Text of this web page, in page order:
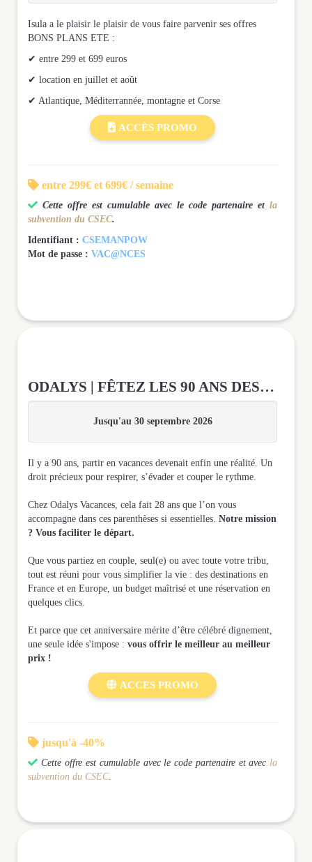
Isula a le plaisir le plaisir de vous faire parvenir ses offres
BONS PLANS ETE :
✔ entre 299 et 699 euros
✔ location en juillet et août
✔ Atlantique, Méditerrannée, montagne et Corse
 ACCÈS PROMO
 entre 299€ et 699€ / semaine
 Cette offre est cumulable avec le code partenaire et la
subvention du CSEC.
Identifiant : CSEMANPOW
Mot de passe : VAC@NCES
ODALYS | FÊTEZ LES 90 ANS DES CONGÉS PAYÉS
Jusqu'au 30 septembre 2026
Il y a 90 ans, partir en vacances devenait enfin une réalité. Un
droit précieux pour respirer, s’évader et couper le rythme.
Chez Odalys Vacances, cela fait 28 ans que l’on vous
accompagne dans ces parenthèses si essentielles. Notre mission
? Vous faciliter le départ.
Que vous partiez en couple, seul(e) ou avec toute votre tribu,
tout est réuni pour vous simplifier la vie : des destinations en
France et en Europe, un budget maîtrisé et une réservation en
quelques clics.
Et parce que cet anniversaire mérite d’être célébré dignement,
une seule idée s'impose : vous offrir le meilleur au meilleur
prix !
 ACCES PROMO
 jusqu'à -40%
 Cette offre est cumulable avec le code partenaire et avec la
subvention du CSEC.